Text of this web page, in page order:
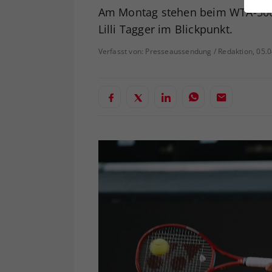
Am Montag stehen beim WTA-
Lilli Tagger im Blickpunkt.
Verfasst von: Presseaussendung / Redaktion,